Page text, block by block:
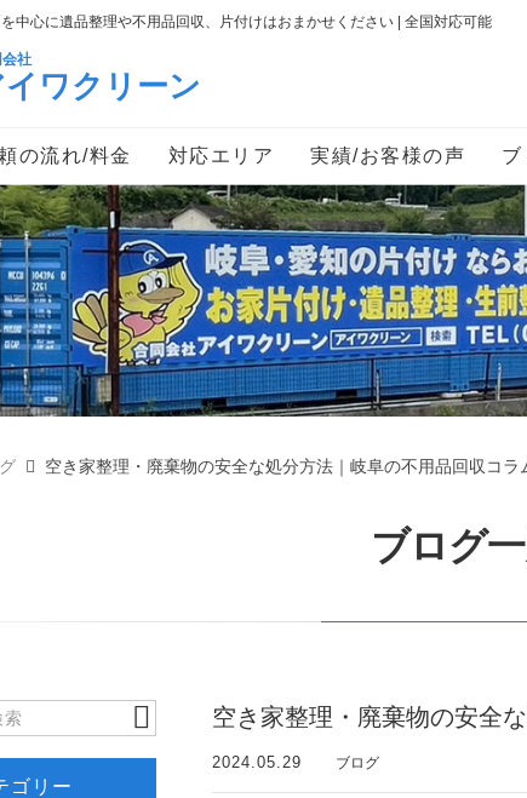
中心に遺品整理や不用品回収、片付けはおまかせください | 全国対応可能
社
イワクリーン
の流れ/料金 対応エリア 実績/お客様の声 ブ
空き家整理・廃棄物の安全な処分方法｜岐阜の不用品回収コラ
ブログ
空き家整理・廃棄物の安全
2024.05.29 ブログ
ゴリー